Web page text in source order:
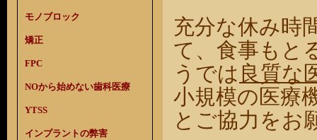
モノブロック
矯正
FPC
NOから始めない歯科医療
YTSS
インプラントの弊害
充分な休み時
て、食事もと
うでは 良質な
小規模の医療
とご協力をお